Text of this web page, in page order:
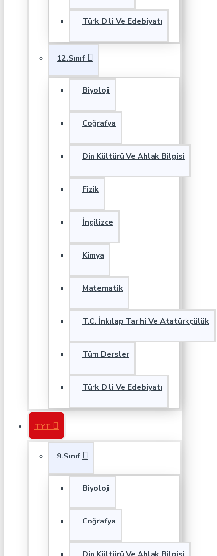
Türk Dili Ve Edebiyatı
12.Sınıf
Biyoloji
Coğrafya
Din Kültürü Ve Ahlak Bilgisi
Fizik
İngilizce
Kimya
Matematik
T.C. İnkılap Tarihi Ve Atatürkçülük
Tüm Dersler
Türk Dili Ve Edebiyatı
TYT
9.Sınıf
Biyoloji
Coğrafya